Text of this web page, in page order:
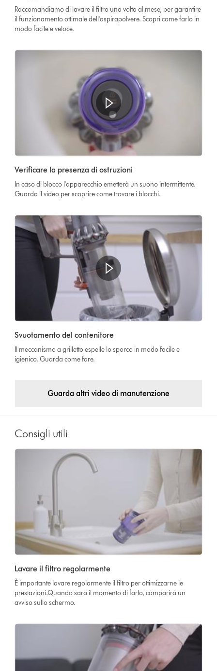
Raccomandiamo di lavare il filtro una volta al mese, per garantire
il funzionamento ottimale dell'aspirapolvere. Scopri come farlo in
modo facile e veloce.
Verificare la presenza di ostruzioni
In caso di blocco l'apparecchio emetterà un suono intermittente.
Guarda il video per scoprire come trovare i blocchi.
Transcript
Apri
trascrizione
video
Svuotamento del contenitore
Il meccanismo a grilletto espelle lo sporco in modo facile e
igienico. Guarda come fare.
Guarda altri video di manutenzione
Consigli utili
Lavare il filtro regolarmente
È importante lavare regolarmente il filtro per ottimizzarne le
prestazioni.Quando sarà il momento di farlo, comparirà un
avviso sullo schermo.